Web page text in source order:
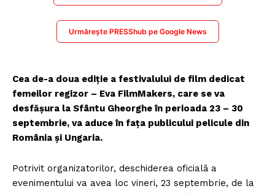
Urmărește PRESShub pe Google News
Cea de-a doua ediţie a festivalului de film dedicat
femeilor regizor – Eva FilmMakers, care se va
desfăşura la Sfântu Gheorghe în perioada 23 – 30
septembrie, va aduce în faţa publicului pelicule din
România şi Ungaria.
Potrivit organizatorilor, deschiderea oficială a
evenimentului va avea loc vineri, 23 septembrie, de la